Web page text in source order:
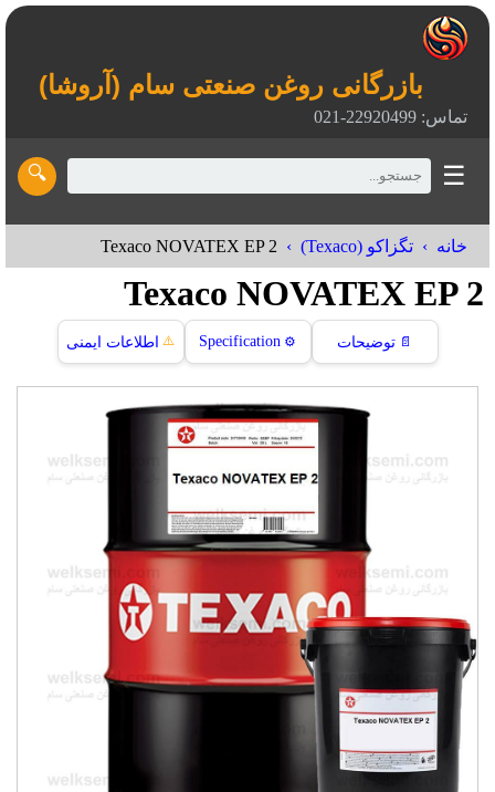
بازرگانی روغن صنعتی سام (آروشا)
تماس: 22920499-021
☰
🔍
خانه تگزاکو (Texaco) Texaco NOVATEX EP 2
Texaco NOVATEX EP 2
📄 توضیحات ⚙️
Specification
⚠️ اطلاعات ایمنی